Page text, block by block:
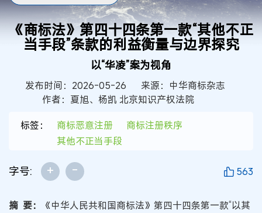
《商标法》第四十四条第一款“其他不正
当手段”条款的利益衡量与边界探究
以“华凌”案为视角
发布时间：2026-05-26
来源：中华商标杂志
作者：夏旭、杨凯 北京知识产权法院
标签：
商标恶意注册
商标注册秩序
其他不正当手段
字号: + - 563
摘 要：
《中华人民共和国商标法》第四十四条第一款“以其